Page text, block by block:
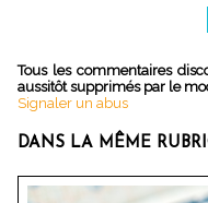
Tous les commentaires
aussitôt supprimés par le
Signaler un abus
DANS LA MÊME